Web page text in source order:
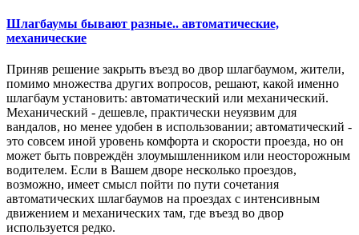
Шлагбаумы бывают разные.. автоматические,
механические
Приняв решение закрыть въезд во двор шлагбаумом, жители,
помимо множества других вопросов, решают, какой именно
шлагбаум установить: автоматический или механический.
Механический - дешевле, практически неуязвим для
вандалов, но менее удобен в использовании; автоматический -
это совсем иной уровень комфорта и скорости проезда, но он
может быть повреждён злоумышленником или неосторожным
водителем. Если в Вашем дворе несколько проездов,
возможно, имеет смысл пойти по пути сочетания
автоматических шлагбаумов на проездах с интенсивным
движением и механических там, где въезд во двор
используется редко.